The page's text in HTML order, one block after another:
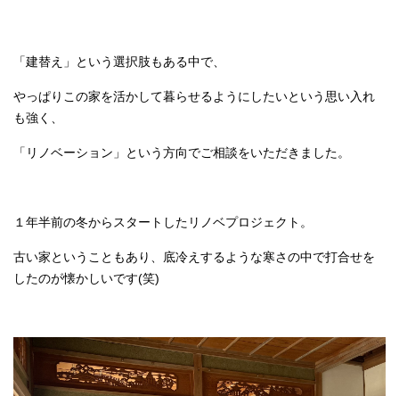
「建替え」という選択肢もある中で、
やっぱりこの家を活かして暮らせるようにしたいという思い入れ
も強く、
「リノベーション」という方向でご相談をいただきました。
１年半前の冬からスタートしたリノベプロジェクト。
古い家ということもあり、底冷えするような寒さの中で打合せを
したのが懐かしいです(笑)